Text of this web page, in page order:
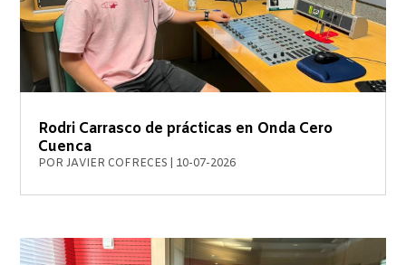
Rodri Carrasco de prácticas en Onda Cero
Cuenca
PORJAVIER COFRECES 10-07-2026